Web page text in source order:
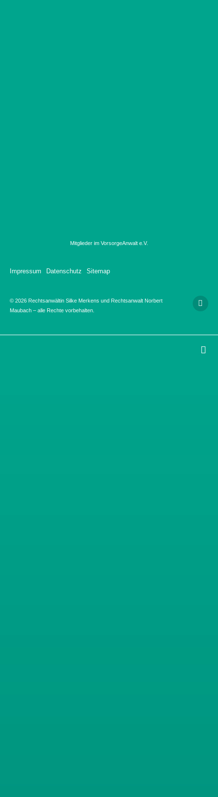
Mitglieder im VorsorgeAnwalt e.V.
Impressum Datenschutz Sitemap
© 2026 Rechtsanwältin Silke Merkens und Rechtsanwalt Norbert
Maubach – alle Rechte vorbehalten.